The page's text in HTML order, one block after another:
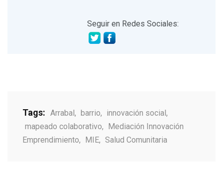
Seguir en Redes Sociales:
Tags: Arrabal, barrio, innovación social,
mapeado colaborativo, Mediación Innovación
Emprendimiento, MIE, Salud Comunitaria